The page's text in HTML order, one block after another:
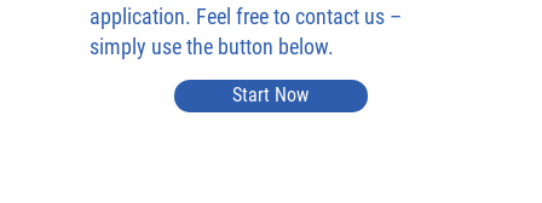
application. Feel free to contact us –
simply use the button below.
Start Now